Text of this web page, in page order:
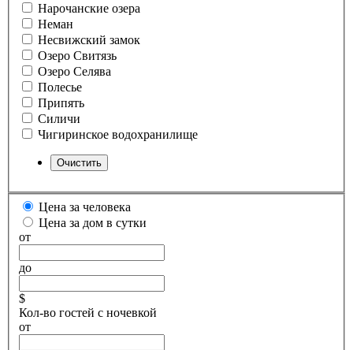
Нарочанские озера
Неман
Несвижский замок
Озеро Свитязь
Озеро Селява
Полесье
Припять
Силичи
Чигиринское водохранилище
Цена за человека
Цена за дом в сутки
от
до
$
Кол-во гостей с ночевкой
от